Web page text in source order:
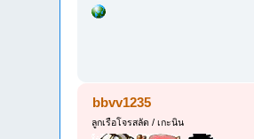
bbvv1235
ลูกเรือโจรสลัด / เกะนิน